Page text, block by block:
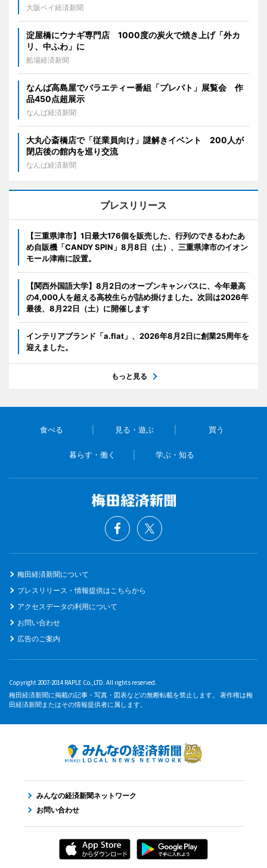
大阪ベイ経済新聞
淀屋橋にウナギ専門店 1000度の炭火で焼き上げ「外カ
リ、中ふわ」に
船場経済新聞
なんば高島屋でバラエティー番組「プレバト」展覧会 作
品450点超展示
なんば経済新聞
大丸心斎橋店で「従業員向け」謎解きイベント 200人が
閉店後の館内を巡り交流
なんば経済新聞
プレスリリース
【三重県津市】1日最大176個を販売した、行列のできるわたあ
め自販機「CANDY SPIN」8月8日（土）、三重県津市のイオン
モール津南に設置。
【関西外国語大学】8月2日のオープンキャンパスに、今年最高
の4,000人を超える高校生らが詰め掛けました。次回は2026年
最後、8月22日（土）に開催します
インテリアブランド「a.flat」、2026年8月2日に創業25周年を
迎えました。
もっと見る
食べる 見る・遊ぶ 買う
暮らす・働く 学ぶ・知る
梅田経済新聞について
プレスリリース・情報提供はこちらから
アクセスデータの利用について
お問い合わせ
広告のご案内
Copyright 2007-2014 RAPLE Co.,LTD. All rights reserved.
梅田経済新聞に掲載の記事・写真・図表などの無断転載を禁止します。 著作権は梅
田経済新聞またはその情報提供者に属します。
みんなの経済新聞ネットワーク
お問い合わせ